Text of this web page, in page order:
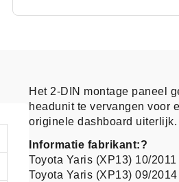
Het 2-DIN montage paneel
headunit te vervangen voor
originele dashboard uiterlijk.
Informatie fabrikant:?
Toyota Yaris (XP13) 10/
Toyota Yaris (XP13) 09/